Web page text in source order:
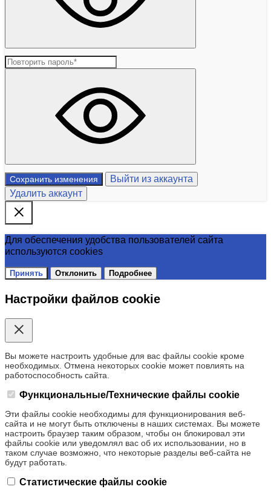
Сохранить изменения
Выйти из аккаунта
Удалить аккаунт
Для обеспечения удобства пользователей сайта
используются cookies
Принять Отклонить Подробнее
Настройки файлов cookie
Вы можете настроить удобные для вас файлы cookie кроме
необходимых. Отмена некоторых cookie может повлиять на
работоспособность сайта.
Функциональные/Технические файлы cookie
Эти файлы cookie необходимы для функционирования веб-
сайта и не могут быть отключены в наших системах. Вы можете
настроить браузер таким образом, чтобы он блокировал эти
файлы cookie или уведомлял вас об их использовании, но в
таком случае возможно, что некоторые разделы веб-сайта не
будут работать.
Статистические файлы cookie